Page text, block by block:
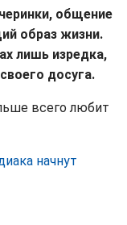
общение
образ жизни.
лишь изредка,
досуга.
всего любит
начнут